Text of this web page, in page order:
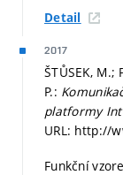
Detail
2017
ŠTŮSEK, M.;
P.:
platformy
URL: http://
Funkční